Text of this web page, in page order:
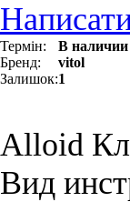
Термін:
В наличии
Бренд:
vitol
Залишок:1
Alloid
Вид